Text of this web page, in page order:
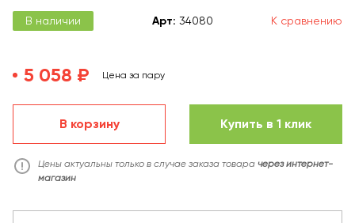
В наличии Арт: 34080 К сравнению
5 058 ₽ Цена за пару
В корзину Купить в 1 клик
Цены актуальны только в случае заказа товара через интернет-
магазин